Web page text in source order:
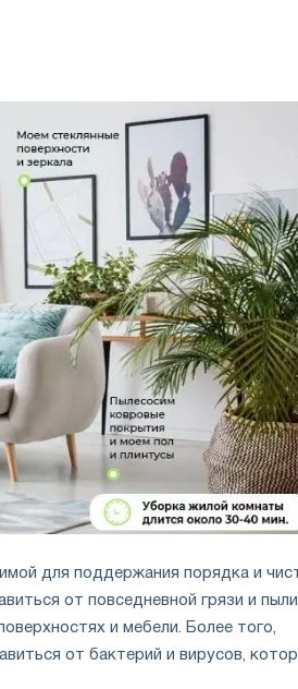
для поддержания порядка и
от повседневной грязи и пыли,
и мебели. Более того,
от бактерий и вирусов,